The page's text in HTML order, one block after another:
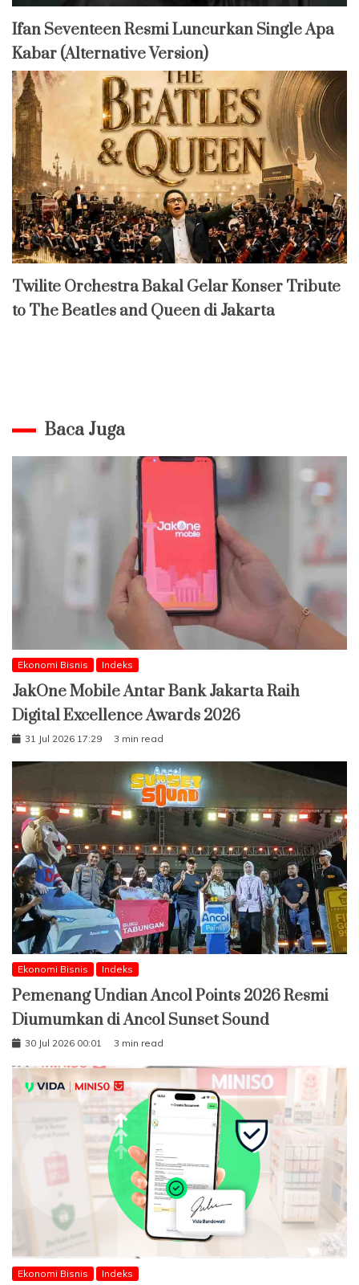
Ifan Seventeen Resmi Luncurkan Single Apa
Kabar (Alternative Version)
Twilite Orchestra Bakal Gelar Konser Tribute
to The Beatles and Queen di Jakarta
Baca Juga
Ekonomi Bisnis Indeks
JakOne Mobile Antar Bank Jakarta Raih
Digital Excellence Awards 2026
31 Jul 2026 17:29 3 min read
Ekonomi Bisnis Indeks
Pemenang Undian Ancol Points 2026 Resmi
Diumumkan di Ancol Sunset Sound
30 Jul 2026 00:01 3 min read
Ekonomi Bisnis Indeks